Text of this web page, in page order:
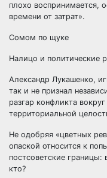
плохо воспринимается,
времени от затрат».
Сомом по щуке
Налицо и политические
Александр Лукашенко,
так и не признал
разгар конфликта
территориальной
Не одобряя «цветных
опаской относится к
постсоветские границы:
кто?